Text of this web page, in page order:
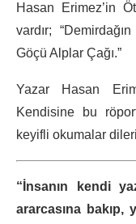
Hasan Erimez’in
vardır;
Göçü Alplar Çağı.”
Yazar Hasan
Kendisine bu
keyifli okumalar
“İnsanın kendi
ararcasına bakıp,